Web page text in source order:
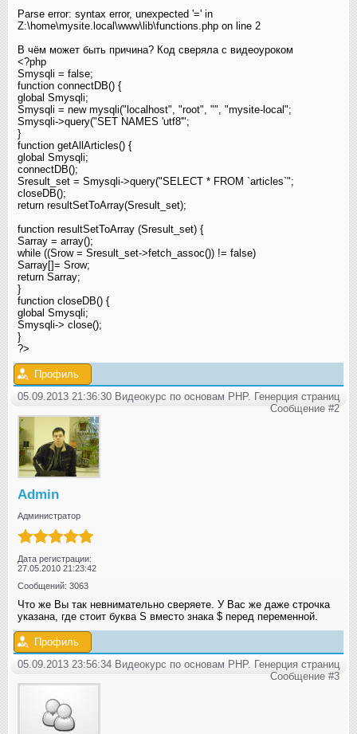
Parse error: syntax error, unexpected '=' in
Z:\home\mysite.local\www\lib\functions.php on line 2
В чём может быть причина? Код сверяла с видеоуроком
<?php
Smysqli = false;
function connectDB() {
global Smysqli;
Smysqli = new mysqli("localhost", "root", "", "mysite-local";
Smysqli->query("SET NAMES 'utf8'";
}
function getAllArticles() {
global Smysqli;
connectDB();
Sresult_set = Smysqli->query("SELECT * FROM `articles`";
closeDB();
return resultSetToArray(Sresult_set);
function resultSetToArray (Sresult_set) {
Sarray = array();
while ((Srow = Sresult_set->fetch_assoc()) != false)
Sarray[]= Srow;
return Sarray;
}
function closeDB() {
global Smysqli;
Smysqli-> close();
}
?>
Профиль
05.09.2013 21:36:30 Видеокурс по основам PHP. Генерция страниц
Сообщение #2
Admin
Администратор
Дата регистрации:
27.05.2010 21:23:42
Сообщений: 3063
Что же Вы так невнимательно сверяете. У Вас же даже строчка
указана, где стоит буква S вместо знака $ перед переменной.
Профиль
05.09.2013 23:56:34 Видеокурс по основам PHP. Генерция страниц
Сообщение #3